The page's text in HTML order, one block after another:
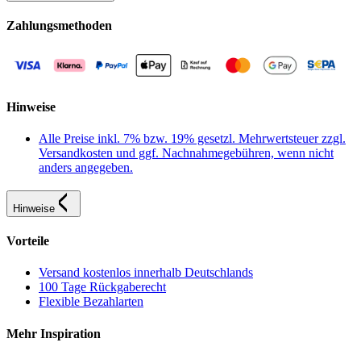
Zahlungsmethoden
Hinweise
Alle Preise inkl. 7% bzw. 19% gesetzl. Mehrwertsteuer zzgl.
Versandkosten und ggf. Nachnahmegebühren, wenn nicht
anders angegeben.
Hinweise
Vorteile
Versand kostenlos innerhalb Deutschlands
100 Tage Rückgaberecht
Flexible Bezahlarten
Mehr Inspiration